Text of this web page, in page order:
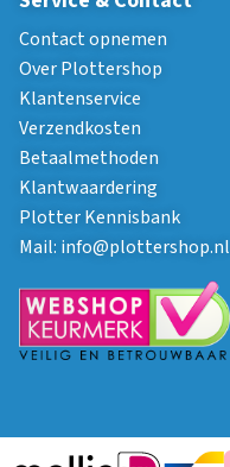
Contact opnemen
Over Plottershop
Klantenservice
Verzendkosten
Betaalmethoden
Klantwaardering
Plotter Kennisbank
Mail: info@plottershop.nl